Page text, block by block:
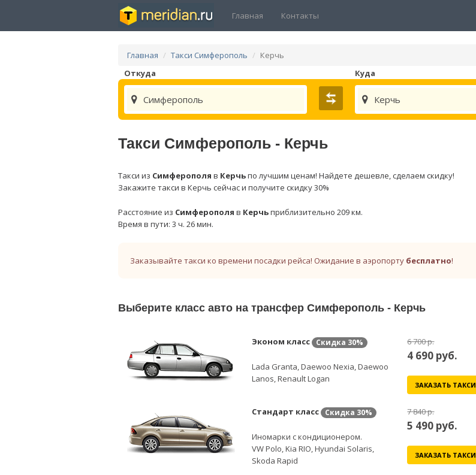
Главная Контакты
Главная Такси Симферополь
Керчь
Откуда
Симферополь
Куда
Керчь
Такси Симферополь - Керчь
Такси из Симферополя в Керчьпо лучшим ценам! Найдете дешевле, сделаем скидку!
Закажите такси в Керчь сейчас и получите скидку 30%
Расстояние из Симферополя в Керчьприблизительно 209 км.
Время в пути: 3 ч. 26 мин.
Заказывайте такси ко времени посадки рейса! Ожидание в аэропорту бесплатно!
Выберите класс авто на трансфер Симферополь - Керчь
Эконом класс Скидка 30%
Lada Granta, Daewoo Nexia, Daewoo
Lanos, Renault Logan
6 700 р.
4 690 руб.
ЗАКАЗАТЬ ТАКСИ
Стандарт класс Скидка 30%
Иномарки с кондиционером.
VW Polo, Kia RIO, Hyundai Solaris,
Skoda Rapid
7 840 р.
5 490 руб.
ЗАКАЗАТЬ ТАКСИ